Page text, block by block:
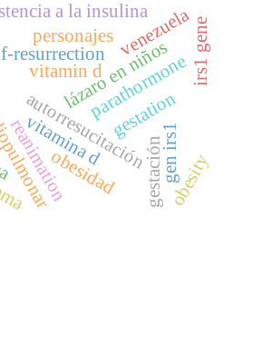
autorresucitación
lázaro en niños
resurrection
reanimation
vitamina d gestación
vitamin dparathormone
gestation
personajesvenezuela
gen irs1
a la insulina
obesidad
irs1 gene
obesity